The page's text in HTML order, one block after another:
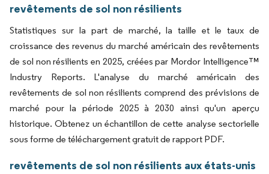
revêtements de sol non résilients
Statistiques sur la part de marché, la taille et le taux de
croissance des revenus du marché américain des revêtements
de sol non résilients en 2025, créées par Mordor Intelligence™
Industry Reports. L'analyse du marché américain des
revêtements de sol non résilients comprend des prévisions de
marché pour la période 2025 à 2030 ainsi qu'un aperçu
historique. Obtenez un échantillon de cette analyse sectorielle
sous forme de téléchargement gratuit de rapport PDF.
revêtements de sol non résilients aux états-unis